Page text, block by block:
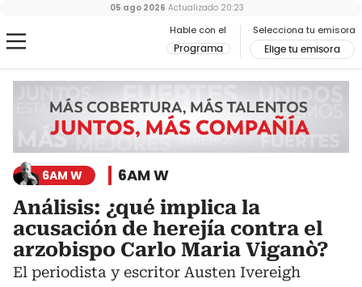
Hable con el
Programa
Selecciona tu emisora
Elige tu emisora
05 ago 2026 Actualizado 20:23
6AM W 6AM W
Análisis: ¿qué implica la
acusación de herejía contra el
arzobispo Carlo Maria Viganò?
El periodista y escritor Austen Ivereigh